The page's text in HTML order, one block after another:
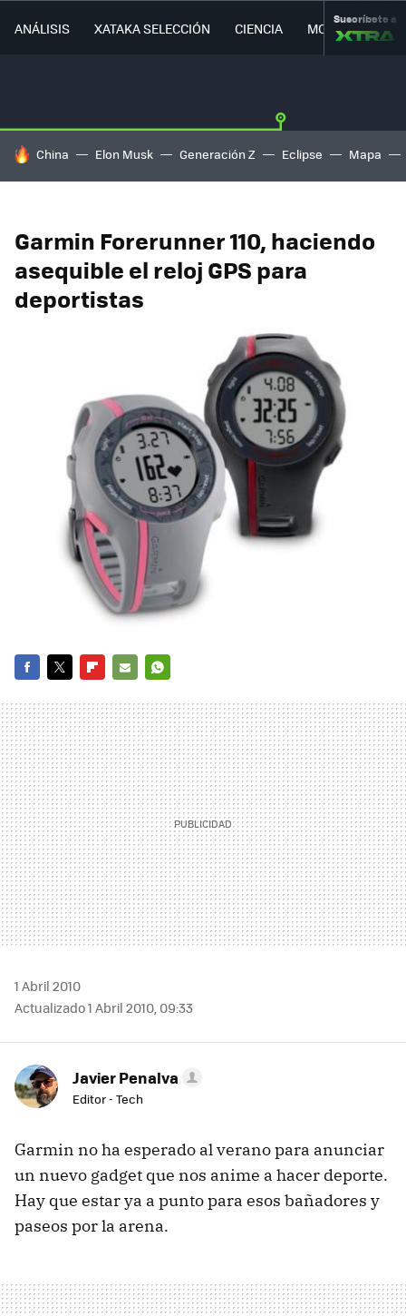
ANÁLISIS XATAKA SELECCIÓN CIENCIA MOVILIDAD
Suscríbete a
HOY SE HABLA DE
China Elon Musk Generación Z Eclipse Mapa
Garmin Forerunner 110, haciendo
asequible el reloj GPS para
deportistas
MAIL
1 Abril 2010
Actualizado 1 Abril 2010, 09:33
Javier Penalva
Editor - Tech
Garmin no ha esperado al verano para anunciar
un nuevo gadget que nos anime a hacer deporte.
Hay que estar ya a punto para esos bañadores y
paseos por la arena.